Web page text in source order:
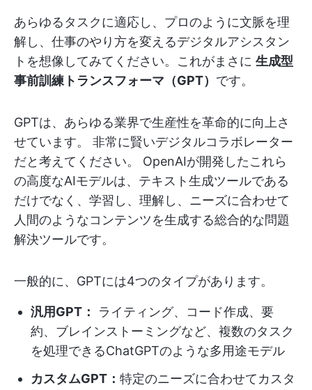
あらゆるタスクに適応し、プロのように文脈を理
解し、仕事のやり方を変えるデジタルアシスタン
トを想像してみてください。これがまさに 生成型
事前訓練トランスフォーマ（GPT） です。
GPTは、あらゆる業界で生産性を革命的に向上さ
せています。 非常に賢いデジタルコラボレーター
だと考えてください。 OpenAIが開発したこれら
の高度なAIモデルは、テキスト生成ツールである
だけでなく、学習し、理解し、ニーズに合わせて
人間のようなコンテンツを生成する総合的な問題
解決ツールです。
一般的に、GPTには4つのタイプがあります。
汎用GPT：
ライティング、コード作成、要
約、ブレインストーミングなど、複数のタスク
を処理できるChatGPTのような多用途モデル
カスタムGPT： 特定のニーズに合わせてカスタ